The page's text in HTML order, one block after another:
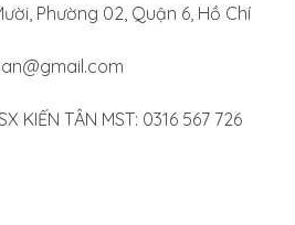
Phường 02, Quận 6, Hồ Chí
KIẾN TÂN MST: 0316 567 726